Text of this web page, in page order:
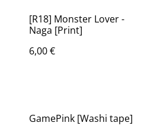
[R18] Monster Lover -
Naga [Print]
6,00 €
GamePink [Washi tape]